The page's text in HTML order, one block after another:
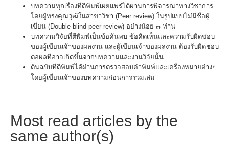
บทความทุกเรื่องที่ตีพิมพ์เผยแพร่ได้ผ่านการพิจารณาทางวิชาการ
โดยผู้ทรงคุณวุฒิในสาขาวิชา (Peer review) ในรูปแบบไม่มีชื่อผู้
เขียน (Double-blind peer review) อย่างน้อย ๓ ท่าน
บทความวิจัยที่ตีพิมพ์เป็นข้อค้นพบ ข้อคิดเห็นและความรับผิดชอบ
ของผู้เขียนเจ้าของผลงาน และผู้เขียนเจ้าของผลงาน ต้องรับผิดชอบ
ต่อผลที่อาจเกิดขึ้นจากบทความและงานวิจัยนั้น
ต้นฉบับที่ตีพิมพ์ได้ผ่านการตรวจสอบคำพิมพ์และเครื่องหมายต่างๆ
โดยผู้เขียนเจ้าของบทความก่อนการรวมเล่ม
Most read articles by the
same author(s)